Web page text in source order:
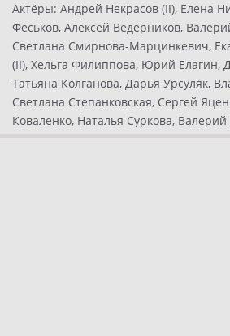
Актёры: Андрей Некрасов (II), Елена
Феськов, Алексей Ведерников,
Светлана Смирнова-Марцинкевич,
(II), Хельга Филиппова, Юрий Елагин,
Татьяна Колганова, Дарья Урсуляк,
Светлана Степанковская, Сергей
Коваленко, Наталья Суркова,